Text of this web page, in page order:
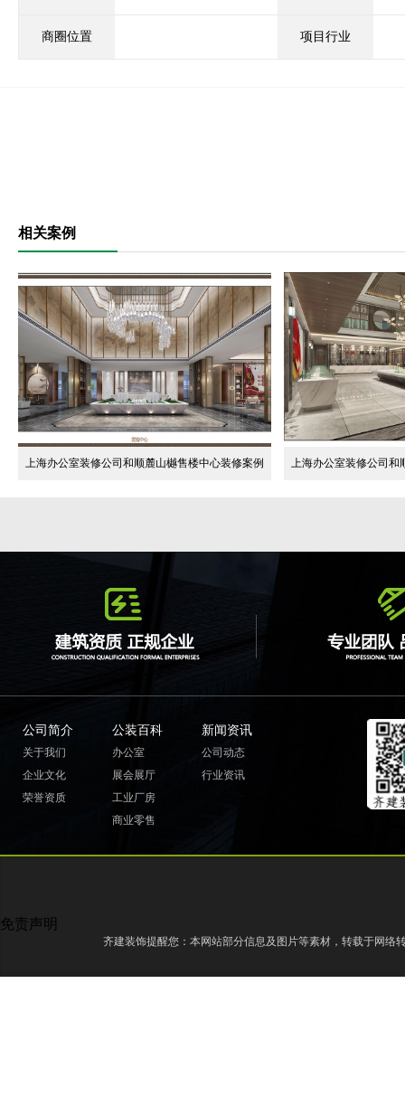
商圈位置 项目行业
相关案例
上海办公室装修公司和顺麓山樾售楼中心装修案例 上海办公室装修公司和
公司简介
关于我们
企业文化
荣誉资质
公装百科
办公室
展会展厅
工业厂房
商业零售
新闻资讯
公司动态
行业资讯
免责声明
齐建装饰提醒您：本网站部分信息及图片等素材，转载于网络